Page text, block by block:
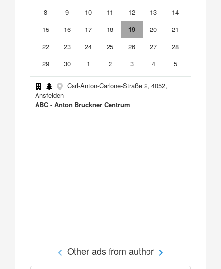
8
9 10 11 12 13
14
15
16 17 18 19 20
21
22
23 24 25 26 27
28
29
30 1 2 3 4 5
Carl-Anton-Carlone-Straße 2, 4052,
Ansfelden
ABC - Anton Bruckner Centrum
Other ads from author